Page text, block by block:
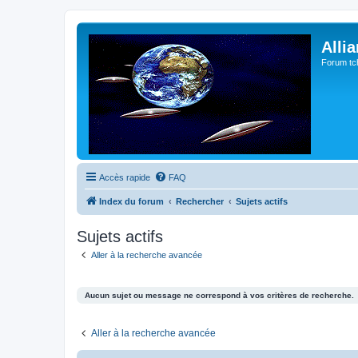
Forum
Accès rapide FAQ
Index du forum Rechercher Sujets actifs
Sujets actifs
Aller à la recherche avancée
Aucun sujet ou message ne correspond à vos critères de recherche.
Aller à la recherche avancée